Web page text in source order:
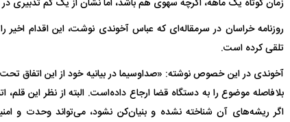
زمان کوتاه یک ماهه، اگرچه سهوی هم باشد، اما نشان از یک کم تدبیری
روزنامه خراسان در سرمقاله‌ای که عباس آخوندی نوشت، این اقدام
تلقی کرده است.
آخوندی در این خصوص نوشته: «صداوسیما در بیانیه خود از این اتفاق
بلافاصله موضوع را به دستگاه قضا ارجاع داده‌است. البته از نظر این
اگر ریشه‌های آن شناخته نشده و بنیان‌کن نشود، می‌تواند وحدت و